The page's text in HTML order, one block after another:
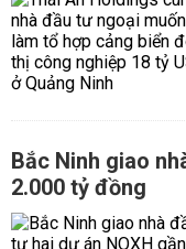
Bắc Ninh giao
2.000 tỷ đồng